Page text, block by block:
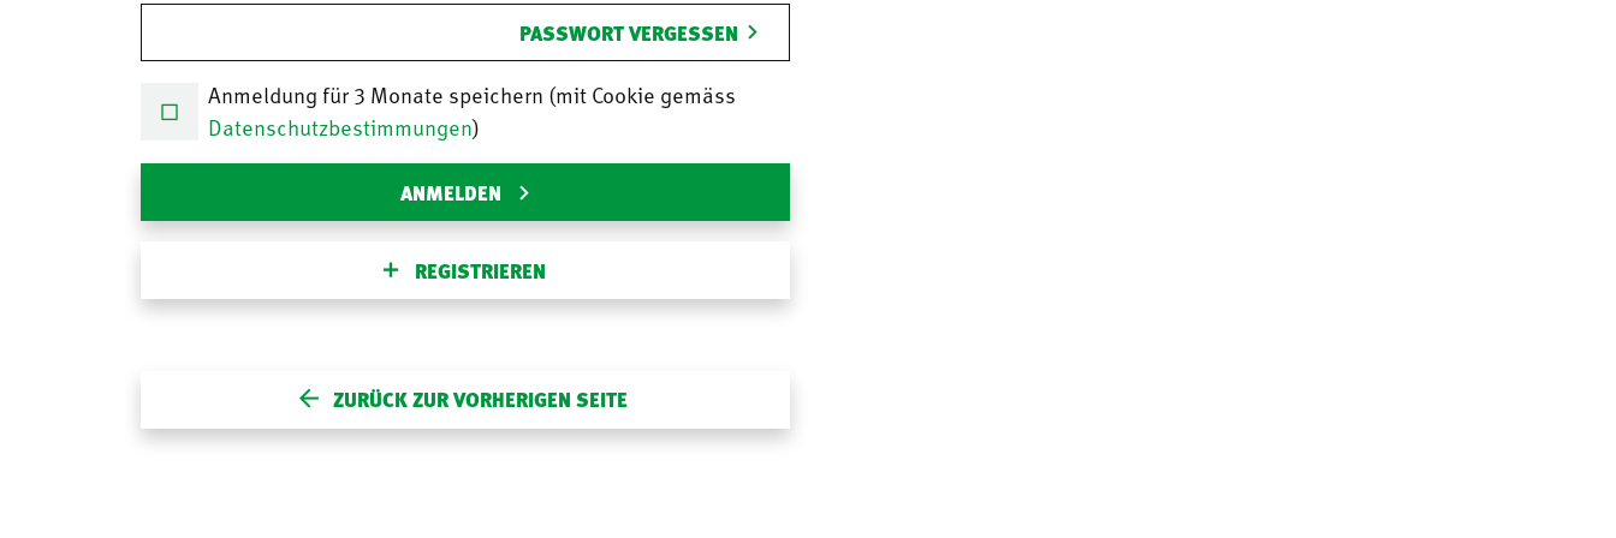
PASSWORT VERGESSEN
Anmeldung für 3 Monate speichern (mit Cookie gemäss
Datenschutzbestimmungen)
ANMELDEN
REGISTRIEREN
ZURÜCK ZUR VORHERIGEN SEITE